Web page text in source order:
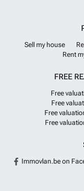
Sell my house
Rent
FREE
Free
Free
Free
Free
Immovlan.be on